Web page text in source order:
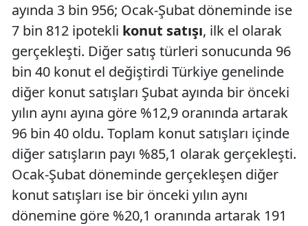
ayında 3 bin 956; Ocak-Şubat döneminde ise
7 bin 812 ipotekli konut satışı, ilk el olarak
gerçekleşti. Diğer satış türleri sonucunda 96
bin 40 konut el değiştirdi Türkiye genelinde
diğer konut satışları Şubat ayında bir önceki
yılın aynı ayına göre %12,9 oranında artarak
96 bin 40 oldu. Toplam konut satışları içinde
diğer satışların payı %85,1 olarak gerçekleşti.
Ocak-Şubat döneminde gerçekleşen diğer
konut satışları ise bir önceki yılın aynı
dönemine göre %20,1 oranında artarak 191